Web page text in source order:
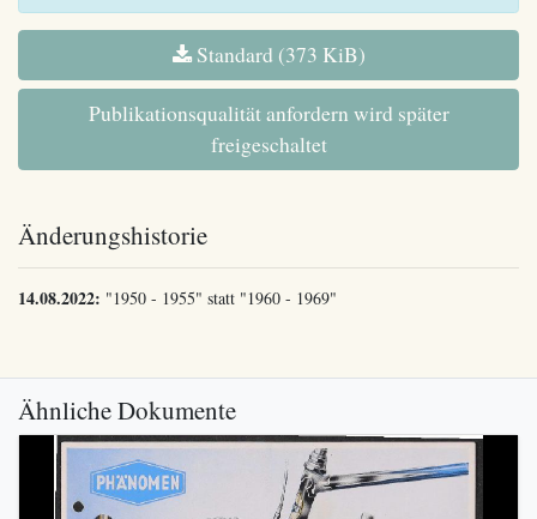
Standard (373 KiB)
Publikationsqualität anfordern wird später
freigeschaltet
Änderungshistorie
14.08.2022: "1950 - 1955" statt "1960 - 1969"
Ähnliche Dokumente